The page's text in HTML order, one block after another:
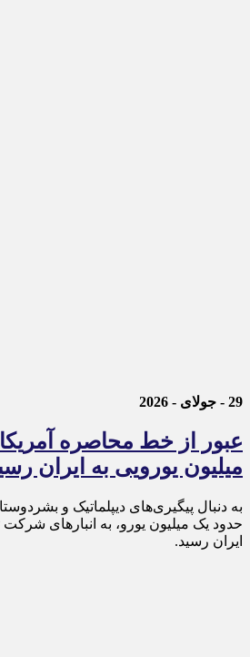
29 - جولای - 2026
عبور از خط محاصره
میلیون یورویی به ایران
به دنبال پیگیری‌های دیپلماتیک و
حدود یک میلیون یورو، به انبارهای
ایران رسید.